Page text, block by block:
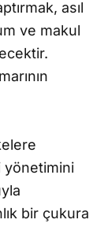
asıl
ve makul
yönetimini
bir çukura